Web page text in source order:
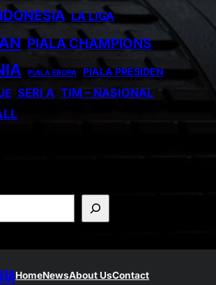
LA LIGA
PIALA CHAMPIONS
PIALA EROPA PIALA PRESIDEN
SERI A TIM – NASIONAL
HomeNewsAbout UsContact